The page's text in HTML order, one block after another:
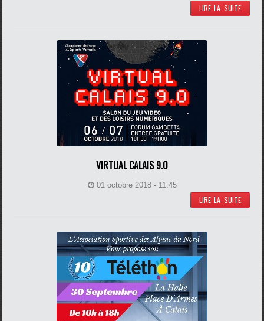
LIRE LA SUITE
VIRTUAL CALAIS 9.0
01 octobre 2018 - 11:45
LIRE LA SUITE